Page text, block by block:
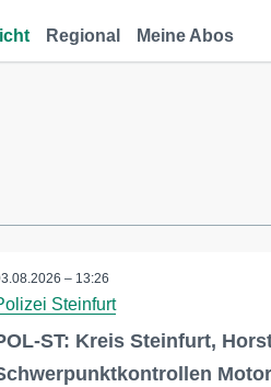
Regional Meine Abos
– 13:26
Steinfurt
ST: Kreis Steinfurt,